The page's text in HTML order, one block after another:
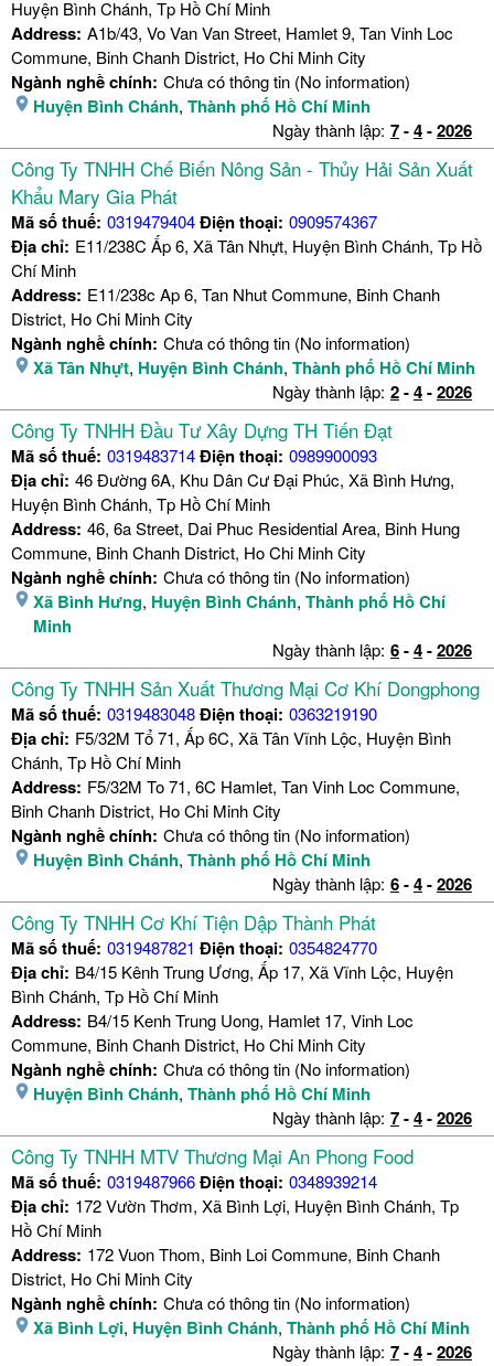
Huyện Bình Chánh, Tp Hồ Chí Minh
Address: A1b/43, Vo Van Van Street, Hamlet 9, Tan Vinh Loc
Commune, Binh Chanh District, Ho Chi Minh City
Ngành nghề chính: Chưa có thông tin (No information)
Huyện Bình Chánh, Thành phố Hồ Chí Minh
Ngày thành lập: 7-4-2026
Công Ty TNHH Chế Biến Nông Sản - Thủy Hải Sản Xuất
Khẩu Mary Gia Phát
Mã số thuế: 0319479404Điện thoại: 0909574367
Địa chỉ: E11/238C Ấp 6, Xã Tân Nhựt, Huyện Bình Chánh, Tp Hồ
Chí Minh
Address: E11/238c Ap 6, Tan Nhut Commune, Binh Chanh
District, Ho Chi Minh City
Ngành nghề chính: Chưa có thông tin (No information)
Xã Tân Nhựt, Huyện Bình Chánh, Thành phố Hồ Chí Minh
Ngày thành lập: 2-4-2026
Công Ty TNHH Đầu Tư Xây Dựng TH Tiến Đạt
Mã số thuế: 0319483714Điện thoại: 0989900093
Địa chỉ: 46 Đường 6A, Khu Dân Cư Đại Phúc, Xã Bình Hưng,
Huyện Bình Chánh, Tp Hồ Chí Minh
Address: 46, 6a Street, Dai Phuc Residential Area, Binh Hung
Commune, Binh Chanh District, Ho Chi Minh City
Ngành nghề chính: Chưa có thông tin (No information)
Xã Bình Hưng, Huyện Bình Chánh, Thành phố Hồ Chí
Minh
Ngày thành lập: 6-4-2026
Công Ty TNHH Sản Xuất Thương Mại Cơ Khí Dongphong
Mã số thuế: 0319483048Điện thoại: 0363219190
Địa chỉ: F5/32M Tổ 71, Ấp 6C, Xã Tân Vĩnh Lộc, Huyện Bình
Chánh, Tp Hồ Chí Minh
Address: F5/32M To 71, 6C Hamlet, Tan Vinh Loc Commune,
Binh Chanh District, Ho Chi Minh City
Ngành nghề chính: Chưa có thông tin (No information)
Huyện Bình Chánh, Thành phố Hồ Chí Minh
Ngày thành lập: 6-4-2026
Công Ty TNHH Cơ Khí Tiện Dập Thành Phát
Mã số thuế: 0319487821 Điện thoại: 0354824770
Địa chỉ: B4/15 Kênh Trung Ương, Ấp 17, Xã Vĩnh Lộc, Huyện
Bình Chánh, Tp Hồ Chí Minh
Address: B4/15 Kenh Trung Uong, Hamlet 17, Vinh Loc
Commune, Binh Chanh District, Ho Chi Minh City
Ngành nghề chính: Chưa có thông tin (No information)
Huyện Bình Chánh, Thành phố Hồ Chí Minh
Ngày thành lập: 7-4-2026
Công Ty TNHH MTV Thương Mại An Phong Food
Mã số thuế: 0319487966Điện thoại: 0348939214
Địa chỉ: 172 Vườn Thơm, Xã Bình Lợi, Huyện Bình Chánh, Tp
Hồ Chí Minh
Address: 172 Vuon Thom, Binh Loi Commune, Binh Chanh
District, Ho Chi Minh City
Ngành nghề chính: Chưa có thông tin (No information)
Xã Bình Lợi, Huyện Bình Chánh, Thành phố Hồ Chí Minh
Ngày thành lập: 7-4-2026